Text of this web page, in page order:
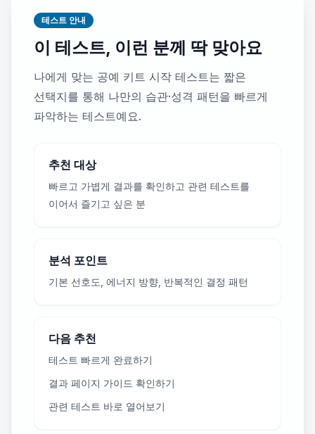
테스트 안내
이 테스트, 이런 분께 딱 맞아요
나에게 맞는 공예 키트 시작 테스트는 짧은
선택지를 통해 나만의 습관·성격 패턴을 빠르게
파악하는 테스트예요.
추천 대상
빠르고 가볍게 결과를 확인하고 관련 테스트를
이어서 즐기고 싶은 분
분석 포인트
기본 선호도, 에너지 방향, 반복적인 결정 패턴
다음 추천
테스트 빠르게 완료하기
결과 페이지 가이드 확인하기
관련 테스트 바로 열어보기